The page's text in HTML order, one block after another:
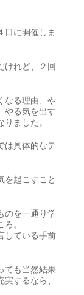
日に開催しま
けれど、２回
なる理由、や
やる気を出す
ました。
は具体的なテ
を起こすこと
のを一通り学
。
している手前
ても当然結果
するなら、